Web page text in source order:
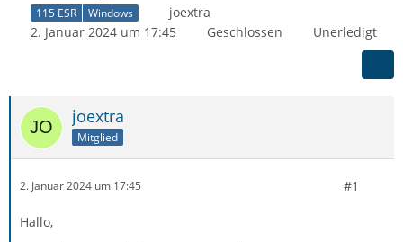
115 ESR Windows
joextra
2. Januar 2024 um 17:45
Geschlossen Unerledigt
joextra
Mitglied
2. Januar 2024 um 17:45 #1
Hallo,